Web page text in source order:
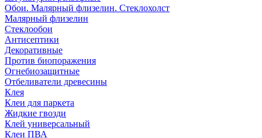
Обои. Малярный флизелин. Стеклохолст
Малярный флизелин
Стеклообои
Антисептики
Декоративные
Против биопоражения
Огнебиозащитные
Отбеливатели древесины
Клея
Клеи для паркета
Жидкие гвозди
Клей универсальный
Клеи ПВА